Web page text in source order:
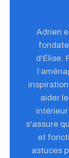
Adrien
d'Élise.
aider
s'assure
et
astuces